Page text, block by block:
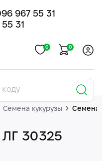
967 55 31
0 0
Семена кукурузы Семена
30325